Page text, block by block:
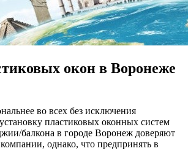
окон в Воронеже
во всех без исключения
пластиковых оконных систем
балкона в городе Воронеж доверяют
однако, что предпринять в